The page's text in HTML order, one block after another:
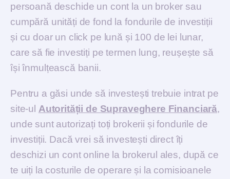
persoană deschide un cont la un broker sau
cumpără unități de fond la fondurile de investiții
și cu doar un click pe lună și 100 de lei lunar,
care să fie investiți pe termen lung, reușește să
își înmulțească banii.
Pentru a găsi unde să investești trebuie intrat pe
site-ul Autorității de Supraveghere Financiară,
unde sunt autorizați toți brokerii și fondurile de
investiții. Dacă vrei să investești direct îți
deschizi un cont online la brokerul ales, după ce
te uiți la costurile de operare și la comisioanele